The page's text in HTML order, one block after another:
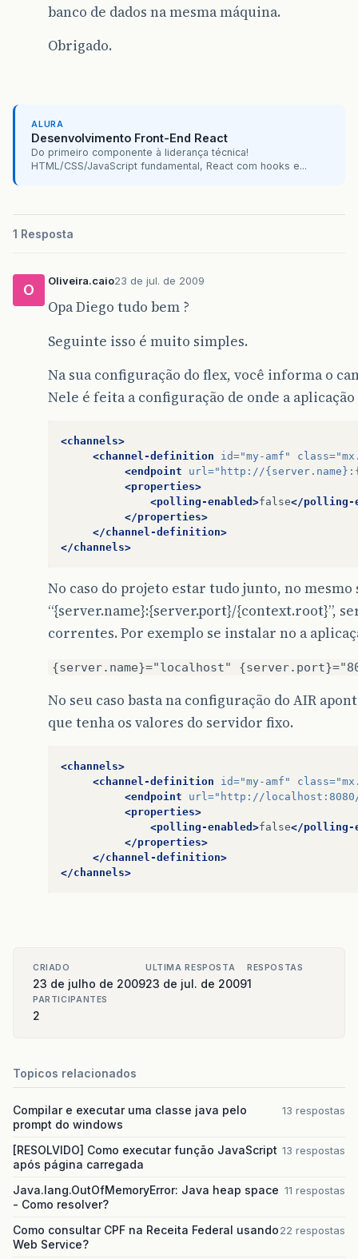
banco de dados na mesma máquina.
Obrigado.
ALURA
Desenvolvimento Front-End React
Do primeiro componente à liderança técnica!
HTML/CSS/JavaScript fundamental, React com hooks e...
1 Resposta
O
Oliveira.caio23 de jul. de 2009
Opa Diego tudo bem ?
Seguinte isso é muito simples.
Na sua configuração do flex, você informa o
Nele é feita a configuração de onde a
<channels>
<channel-definition
id="my-amf" class=
<endpoint
url="http://
<properties>
<polling-enabled>false</polling-
</properties>
</channel-definition>
</channels>
No caso do projeto estar tudo junto, no
“{server.name}:{server.port}/{context.root}”,
correntes. Por exemplo se instalar no a
{server.name}="localhost"
No seu caso basta na configuração do AIR
que tenha os valores do servidor fixo.
<channels>
<channel-definition
id="my-amf" class=
<endpoint
url="http://localhost:8080/
<properties>
<polling-enabled>false</polling-
</properties>
</channel-definition>
</channels>
CRIADO
23 de julho de 2009
ULTIMA RESPOSTA
23 de jul. de 2009
RESPOSTAS
1
PARTICIPANTES
2
Topicos relacionados
Compilar e executar uma classe java pelo
prompt do windows
13 respostas
[RESOLVIDO] Como executar função JavaScript
após página carregada
13 respostas
Java.lang.OutOfMemoryError: Java heap space
- Como resolver?
11 respostas
Como consultar CPF na Receita Federal usando
Web Service?
22 respostas